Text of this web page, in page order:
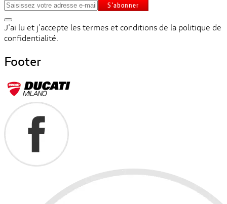
S'abonner
J'ai lu et j'accepte les termes et conditions de la politique de
confidentialité.
Footer